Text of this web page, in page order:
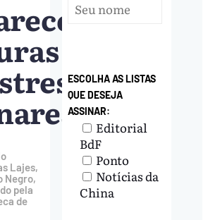
Lajes,
Negro,
pela
de
ESCOLHA AS LISTAS
QUE DESEJA
ASSINAR:
Editorial
BdF
Ponto
Notícias da
China